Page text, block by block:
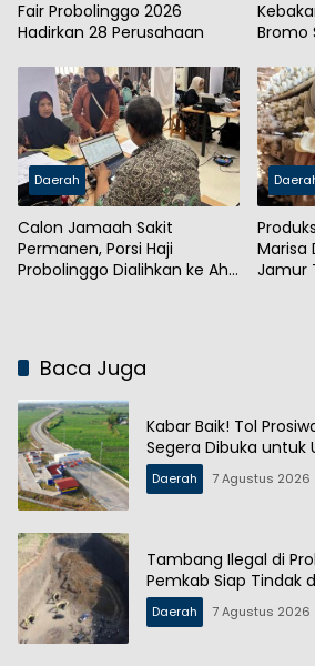
Fair Probolinggo 2026
Hadirkan 28 Perusahaan
Bromo
Daerah
Calon Jamaah Sakit
Permanen, Porsi Haji
Probolinggo Dialihkan ke Ahli
Marisa
Jamur
Baca Juga
Kabar Baik! Tol
Segera Dibuka untuk
Daerah 7 Agustus 2026
Tambang Ilegal di
Pemkab Siap Tindak
Daerah 7 Agustus 2026